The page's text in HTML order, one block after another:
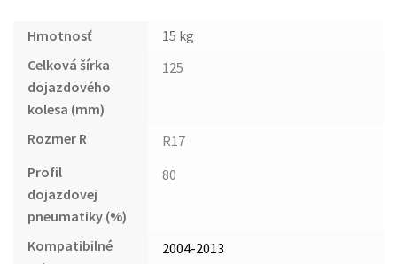
Hmotnosť
15 kg
Celková šírka
dojazdového
kolesa (mm)
125
Rozmer R
R17
Profil
dojazdovej
pneumatiky (%)
80
Kompatibilné
2004-2013